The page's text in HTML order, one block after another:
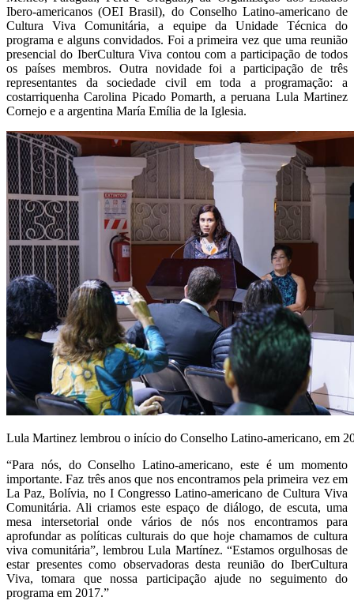
Ibero-americanos (OEI Brasil), do Conselho Latino-americano de
Cultura Viva Comunitária, a equipe da Unidade Técnica do
programa e alguns convidados. Foi a primeira vez que uma reunião
presencial do IberCultura Viva contou com a participação de todos
os países membros. Outra novidade foi a participação de três
representantes da sociedade civil em toda a programação: a
costarriquenha Carolina Picado Pomarth, a peruana Lula Martinez
Cornejo e a argentina María Emília de la Iglesia.
Lula Martinez lembrou o início do Conselho Latino-americano, em
“Para nós, do Conselho Latino-americano, este é um momento
importante. Faz três anos que nos encontramos pela primeira vez em
La Paz, Bolívia, no I Congresso Latino-americano de Cultura Viva
Comunitária. Ali criamos este espaço de diálogo, de escuta, uma
mesa intersetorial onde vários de nós nos encontramos para
aprofundar as políticas culturais do que hoje chamamos de cultura
viva comunitária”, lembrou Lula Martínez. “Estamos orgulhosas de
estar presentes como observadoras desta reunião do IberCultura
Viva, tomara que nossa participação ajude no seguimento do
programa em 2017.”